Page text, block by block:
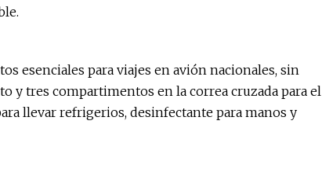
esenciales para viajes en avión nacionales, sin
y tres compartimentos en la correa cruzada para el
llevar refrigerios, desinfectante para manos y